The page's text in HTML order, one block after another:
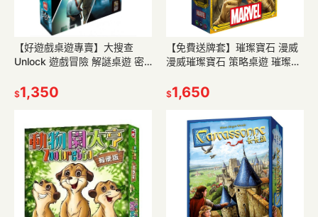
【好遊戲桌遊專賣】大搜查
Unlock 遊戲冒險 解謎桌遊 密
桌遊 解謎遊戲 桌遊
$1,350
【免費送牌套】璀璨寶石 漫威
漫威璀璨寶石 策略桌遊 璀璨寶
漫威桌遊 桌遊
$1,650